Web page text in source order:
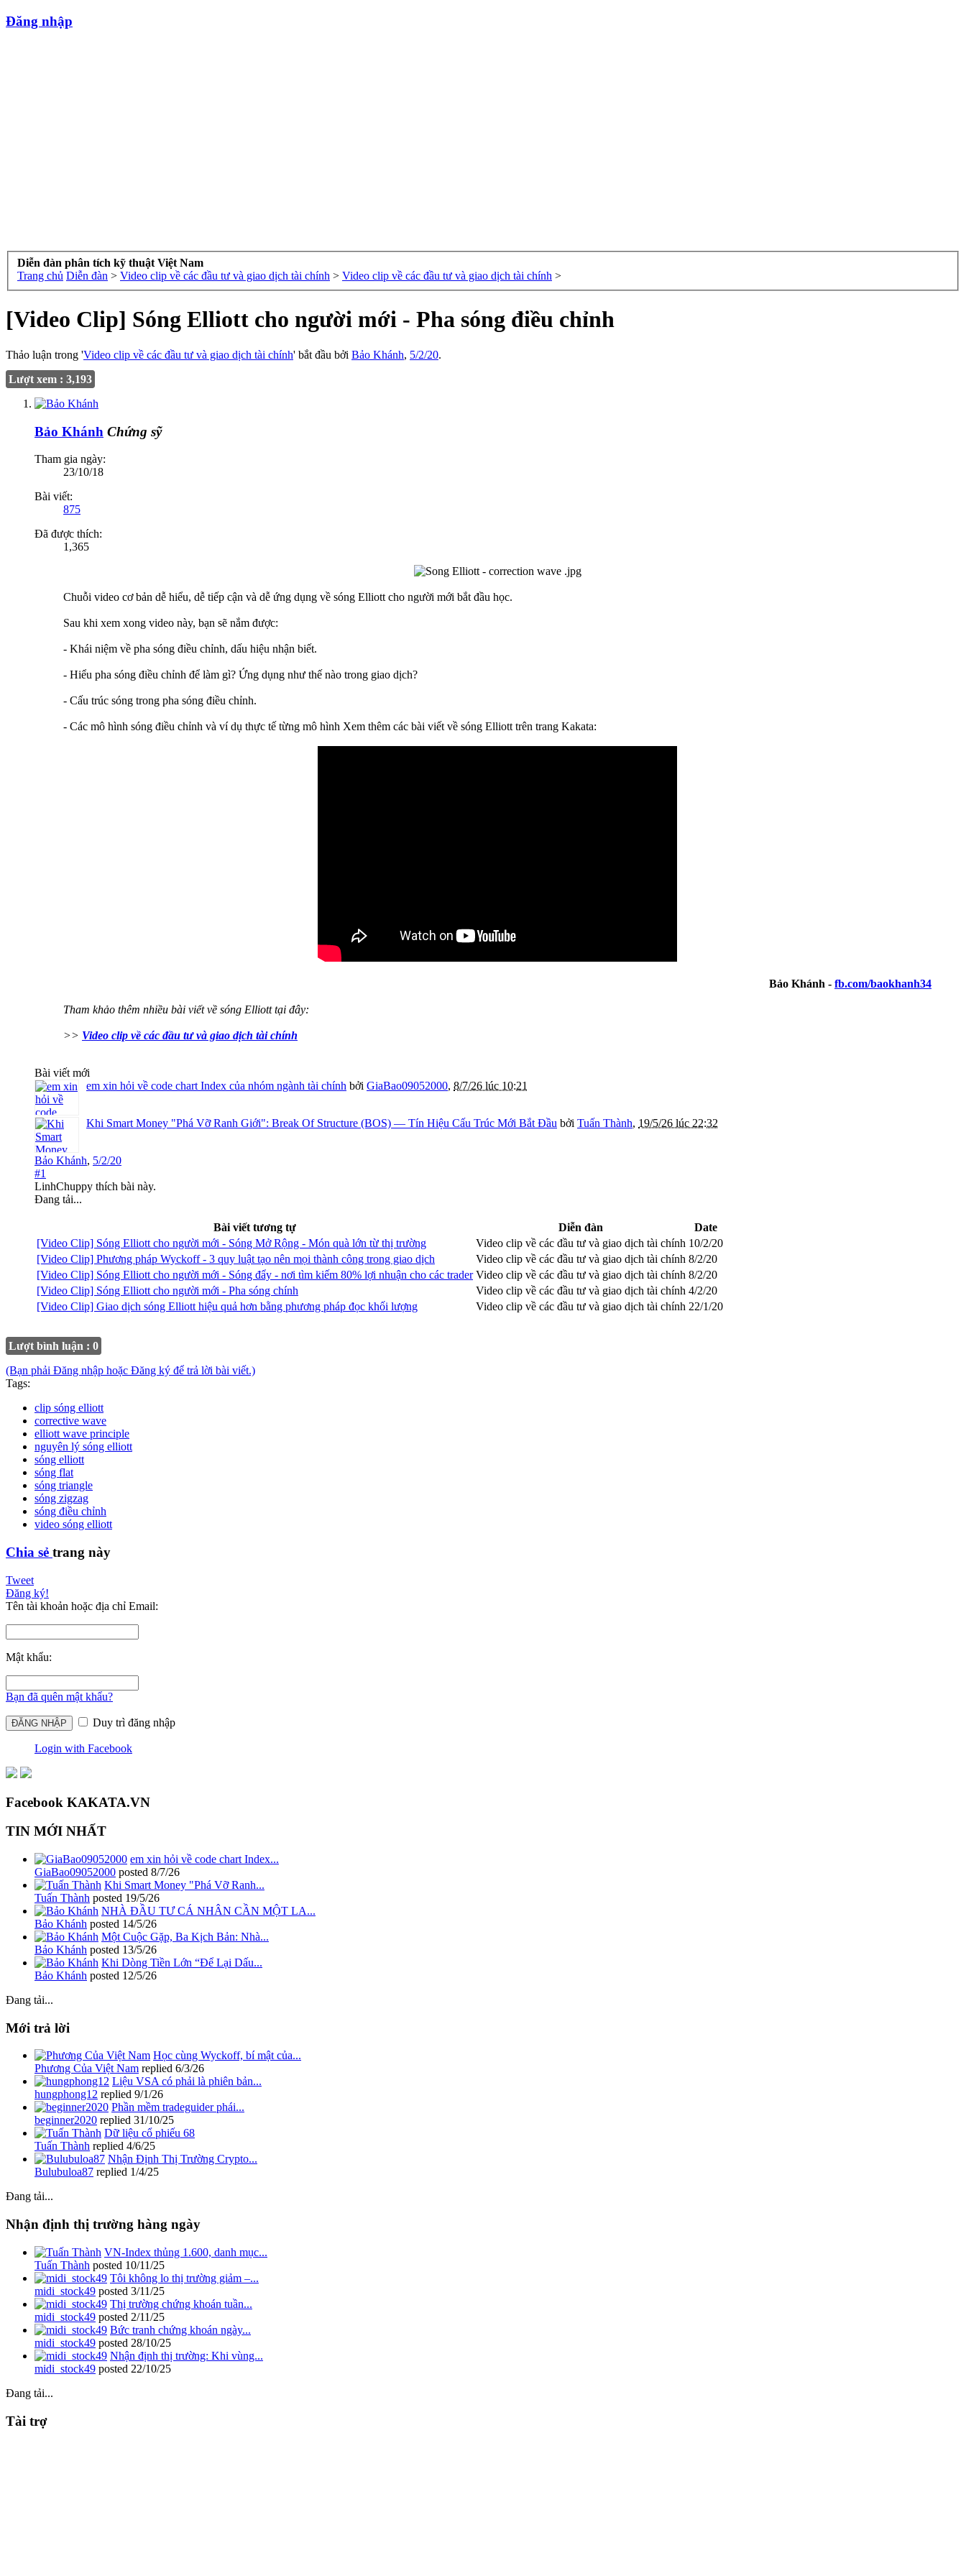
Đăng nhập
Diễn đàn phân tích kỹ thuật Việt Nam
Trang chủ Diễn đàn > Video clip về các đầu tư và giao dịch tài chính > Video clip về các đầu tư và giao dịch tài chính >
[Video Clip] Sóng Elliott cho người mới - Pha sóng điều chỉnh
Thảo luận trong 'Video clip về các đầu tư và giao dịch tài chính' bắt đầu bởi Bảo Khánh, 5/2/20.
Lượt xem : 3,193
Bảo Khánh Chứng sỹ
Tham gia ngày:
23/10/18
Bài viết:
875
Đã được thích:
1,365
Chuỗi video cơ bản dễ hiểu, dễ tiếp cận và dễ ứng dụng về sóng Elliott cho người mới bắt đầu học.
Sau khi xem xong video này, bạn sẽ nắm được:
- Khái niệm về pha sóng điều chỉnh, dấu hiệu nhận biết.
- Hiểu pha sóng điều chỉnh để làm gì? Ứng dụng như thế nào trong giao dịch?
- Cấu trúc sóng trong pha sóng điều chỉnh.
- Các mô hình sóng điều chỉnh và ví dụ thực tế từng mô hình Xem thêm các bài viết về sóng Elliott trên trang Kakata:
Bảo Khánh - fb.com/baokhanh34
Tham khảo thêm nhiều bài viết về sóng Elliott tại đây:
>> Video clip về các đầu tư và giao dịch tài chính
Bài viết mới
em xin hỏi về code chart Index của nhóm ngành tài chính bởi GiaBao09052000, 8/7/26 lúc 10:21
Khi Smart Money "Phá Vỡ Ranh Giới": Break Of Structure (BOS) — Tín Hiệu Cấu Trúc Mới Bắt Đầu bởi Tuấn Thành, 19/5/26 lúc 22:32
Bảo Khánh, 5/2/20
#1
LinhChuppy thích bài này.
Đang tải...
Bài viết tương tự Diễn đàn
Date
[Video Clip] Sóng Elliott cho người mới - Sóng Mở Rộng - Món quà lớn từ thị trường
Video clip về các đầu tư và giao dịch tài chính 10/2/20
[Video Clip] Phương pháp Wyckoff - 3 quy luật tạo nên mọi thành công trong giao dịch
Video clip về các đầu tư và giao dịch tài chính 8/2/20
[Video Clip] Sóng Elliott cho người mới - Sóng đẩy - nơi tìm kiếm 80% lợi nhuận cho các trader Video clip về các đầu tư và giao dịch tài chính 8/2/20
[Video Clip] Sóng Elliott cho người mới - Pha sóng chính
Video clip về các đầu tư và giao dịch tài chính 4/2/20
[Video Clip] Giao dịch sóng Elliott hiệu quả hơn bằng phương pháp đọc khối lượng
Video clip về các đầu tư và giao dịch tài chính 22/1/20
Lượt bình luận : 0
(Bạn phải Đăng nhập hoặc Đăng ký để trả lời bài viết.)
Tags:
clip sóng elliott
corrective wave
elliott wave principle
nguyên lý sóng elliott
sóng elliott
sóng flat
sóng triangle
sóng zigzag
sóng điều chỉnh
video sóng elliott
Chia sẻ trang này
Tweet
Đăng ký!
Tên tài khoản hoặc địa chỉ Email:
Mật khẩu:
Bạn đã quên mật khẩu?
Duy trì đăng nhập
Login with Facebook
Facebook KAKATA.VN
TIN MỚI NHẤT
em xin hỏi về code chart Index...
GiaBao09052000 posted 8/7/26
Khi Smart Money "Phá Vỡ Ranh...
Tuấn Thành posted 19/5/26
NHÀ ĐẦU TƯ CÁ NHÂN CẦN MỘT LA...
Bảo Khánh posted 14/5/26
Một Cuộc Gặp, Ba Kịch Bản: Nhà...
Bảo Khánh posted 13/5/26
Khi Dòng Tiền Lớn “Để Lại Dấu...
Bảo Khánh posted 12/5/26
Đang tải...
Mới trả lời
Học cùng Wyckoff, bí mật của...
Phương Của Việt Nam replied 6/3/26
Liệu VSA có phải là phiên bản...
hungphong12 replied 9/1/26
Phần mềm tradeguider phái...
beginner2020 replied 31/10/25
Dữ liệu cổ phiếu 68
Tuấn Thành replied 4/6/25
Nhận Định Thị Trường Crypto...
Bulubuloa87 replied 1/4/25
Đang tải...
Nhận định thị trường hàng ngày
VN-Index thủng 1.600, danh mục...
Tuấn Thành posted 10/11/25
Tôi không lo thị trường giảm –...
midi_stock49 posted 3/11/25
Thị trường chứng khoán tuần...
midi_stock49 posted 2/11/25
Bức tranh chứng khoán ngày...
midi_stock49 posted 28/10/25
Nhận định thị trường: Khi vùng...
midi_stock49 posted 22/10/25
Đang tải...
Tài trợ